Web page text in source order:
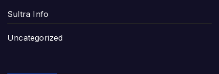
Sultra Info
Uncategorized